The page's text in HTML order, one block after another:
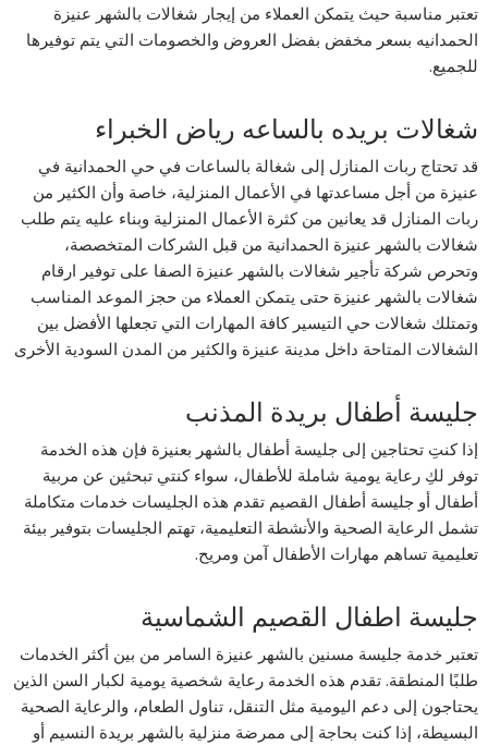
تعتبر مناسبة حيث يتمكن العملاء من إيجار شغالات بالشهر عنيزة
الحمدانيه بسعر مخفض بفضل العروض والخصومات التي يتم توفيرها
للجميع.
شغالات بريده بالساعه رياض الخبراء
قد تحتاج ربات المنازل إلى شغالة بالساعات في حي الحمدانية في
عنيزة من أجل مساعدتها في الأعمال المنزلية، خاصة وأن الكثير من
ربات المنازل قد يعانين من كثرة الأعمال المنزلية وبناء عليه يتم طلب
شغالات بالشهر عنيزة الحمدانية من قبل الشركات المتخصصة،
وتحرص شركة تأجير شغالات بالشهر عنيزة الصفا على توفير ارقام
شغالات بالشهر عنيزة حتى يتمكن العملاء من حجز الموعد المناسب
وتمتلك شغالات حي التيسير كافة المهارات التي تجعلها الأفضل بين
الشغالات المتاحة داخل مدينة عنيزة والكثير من المدن السودية الأخرى
جليسة أطفال بريدة المذنب
إذا كنتِ تحتاجين إلى جليسة أطفال بالشهر بعنيزة فإن هذه الخدمة
توفر لكِ رعاية يومية شاملة للأطفال، سواء كنتي تبحثين عن مربية
أطفال أو جليسة أطفال القصيم تقدم هذه الجليسات خدمات متكاملة
تشمل الرعاية الصحية والأنشطة التعليمية، تهتم الجليسات بتوفير بيئة
تعليمية تساهم مهارات الأطفال آمن ومريح.
جليسة اطفال القصيم الشماسية
تعتبر خدمة جليسة مسنين بالشهر عنيزة السامر من بين أكثر الخدمات
طلبًا المنطقة. تقدم هذه الخدمة رعاية شخصية يومية لكبار السن الذين
يحتاجون إلى دعم اليومية مثل التنقل، تناول الطعام، والرعاية الصحية
البسيطة، إذا كنت بحاجة إلى ممرضة منزلية بالشهر بريدة النسيم أو